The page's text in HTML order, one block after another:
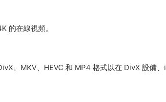
的在線視頻。
、MKV、HEVC 和 MP4 格式以在 DivX 設備